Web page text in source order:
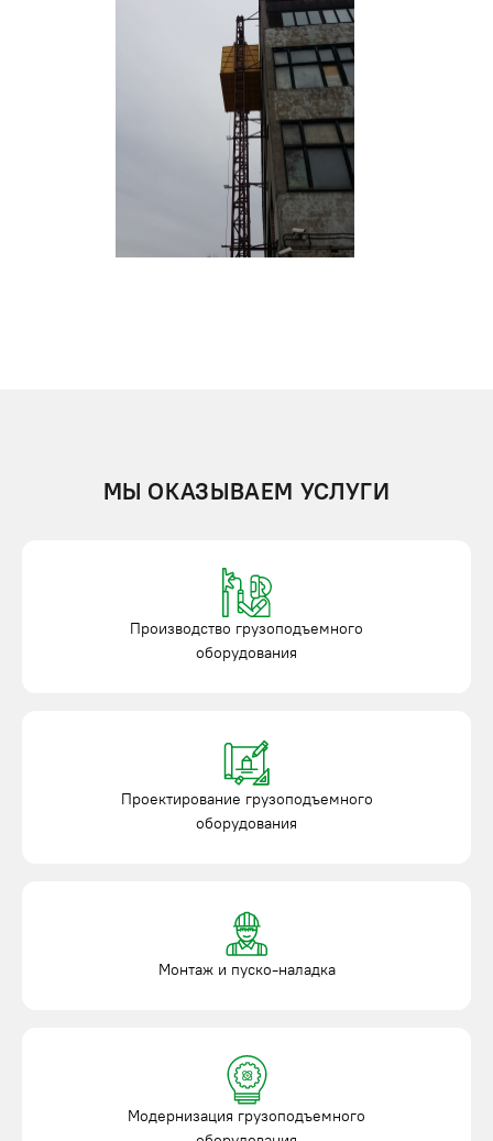
МЫ ОКАЗЫВАЕМ УСЛУГИ
Производство грузоподъемного
оборудования
Проектирование грузоподъемного
оборудования
Монтаж и пуско-наладка
Модернизация грузоподъемного